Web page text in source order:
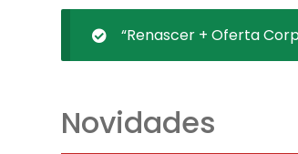
“Renascer + Oferta
Novidades